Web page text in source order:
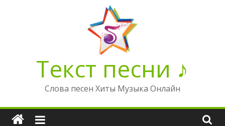
Текст песни ♪
Слова песен Хиты Музыка Онлайн